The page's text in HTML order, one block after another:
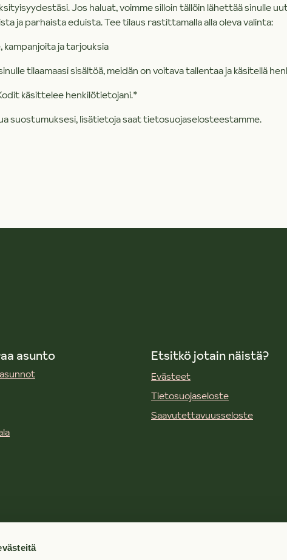
Jos haluat, voimme silloin tällöin lähettää sinulle
ja parhaista eduista. Tee tilaus rastittamalla alla oleva valinta:
ja tarjouksia
tilaamaasi sisältöä, meidän on voitava tallentaa ja käsitellä
käsittelee henkilötietojani.*
suostumuksesi, lisätietoja saat tietosuojaselosteestamme.
asunto Etsitkö jotain näistä?
Evästeet
Tietosuojaseloste
Saavutettavuusseloste